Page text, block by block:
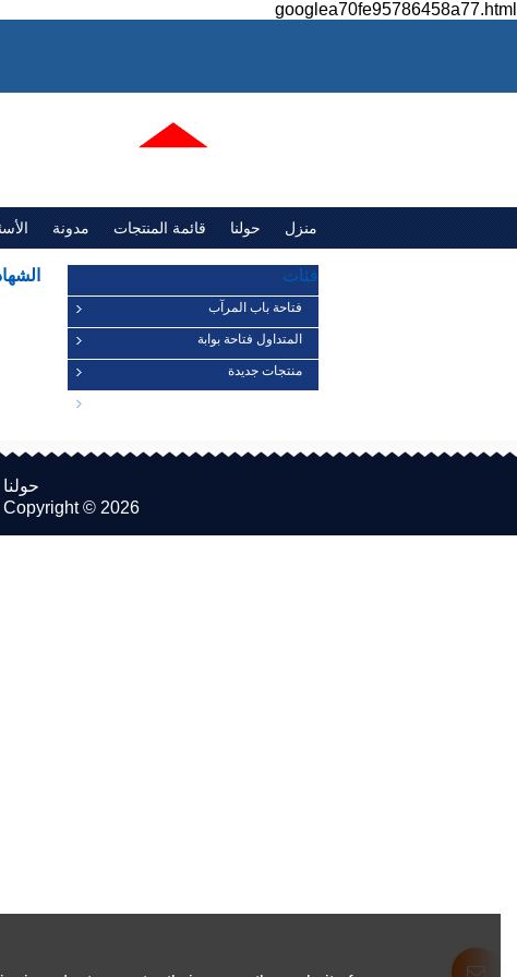
googlea70fe95786458a77.html
منزل حولنا قائمة المنتجات مدونة
فئات
فتاحة باب المرآب
المتداول فتاحة بوابة
منتجات جديدة
حولنا
Copyright © 2026